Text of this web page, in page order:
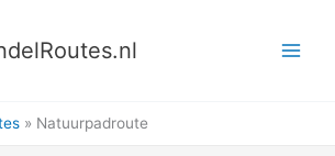
Natuurpadroute